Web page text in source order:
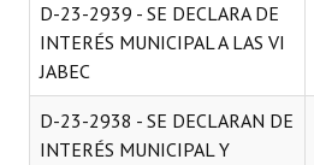
D-23-2939 - SE DECLARA DE
INTERÉS MUNICIPAL A LAS VI
JABEC
D-23-2938 - SE DECLARAN DE
INTERÉS MUNICIPAL Y